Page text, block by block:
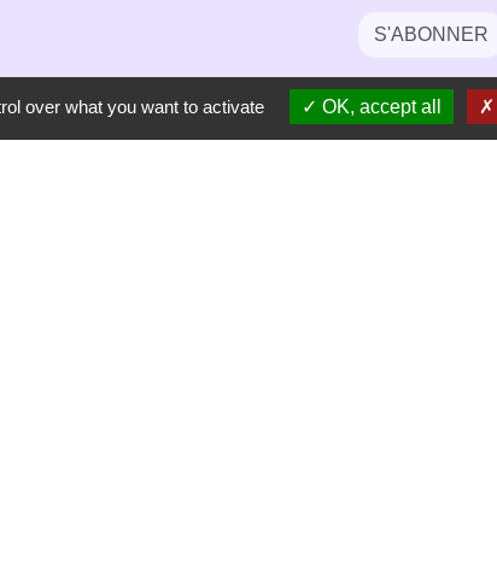
S'ABONNER
over what you want to activate OK, accept all